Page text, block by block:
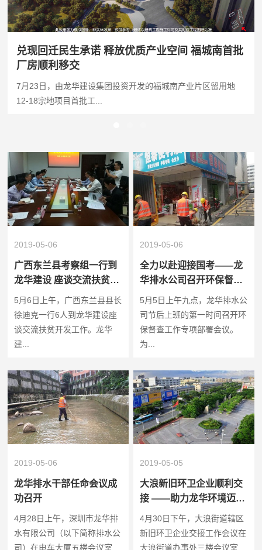
兑现回迁民生承诺 释放优质产业空间 福城南首批
厂房顺利移交
7月23日，由龙华建设集团投资开发的福城南产业片区留用地
12-18宗地项目首批工...
2019-05-06
广西东兰县考察组一行到
龙华建设 座谈交流扶贫开
发工作
5月6日上午，广西东兰县县长
徐迪克一行6人到龙华建设座
谈交流扶贫开发工作。龙华
建...
2019-05-06
全力以赴迎接国考——龙
华排水公司召开环保督查
工作部署会议
5月5日上午九点，龙华排水公
司节后上班的第一时间召开环
保督查工作专项部署会议。
为...
2019-05-06
龙华排水干部任命会议成
功召开
4月28日上午，深圳市龙华排
水有限公司（以下简称排水公
司）在电车大厦五楼会议室
2019-05-05
大浪新旧环卫企业顺利交
接 ——助力龙华环境迈上
新台阶
4月30日下午，大浪街道辖区
新旧环卫企业交接工作会议在
大浪街道办事处三楼会议室